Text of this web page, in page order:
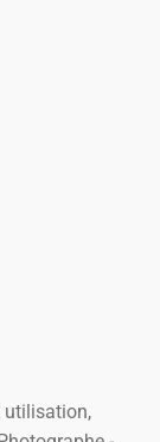
utilisation,